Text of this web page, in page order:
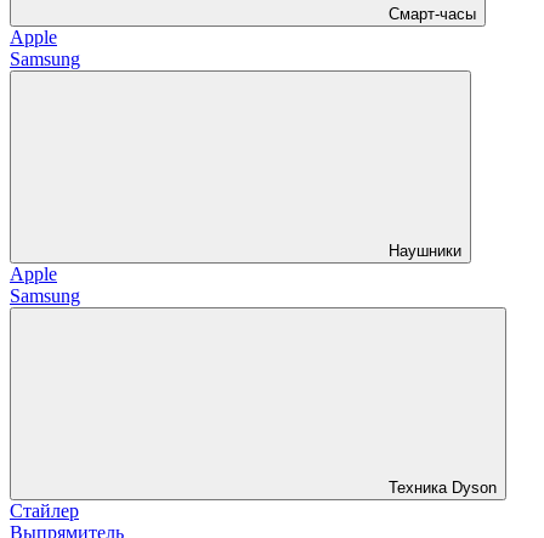
Смарт-часы
Apple
Samsung
Наушники
Apple
Samsung
Техника Dyson
Стайлер
Выпрямитель